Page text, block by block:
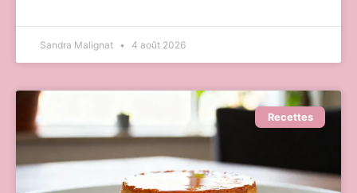
Sandra Malignat 4 août 2026
Recettes